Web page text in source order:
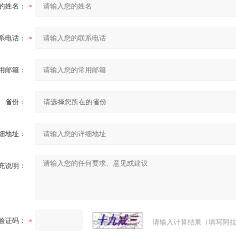
姓名：
电话：
邮箱：
省份：
地址：
说明：
证码： 请输入计算结果（填写阿